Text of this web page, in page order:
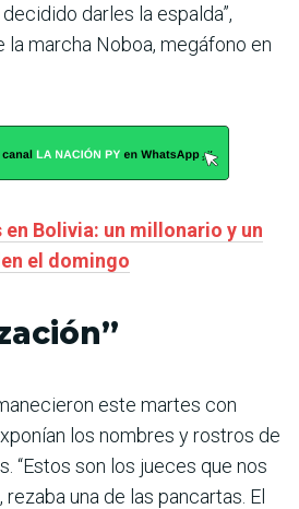
darles la espalda”,
marcha Noboa, megáfono en
en Bolivia: un millonario y un
el domingo
este martes con
los nombres y rostros de
“Estos son los jueces que nos
rezaba una de las pancartas. El